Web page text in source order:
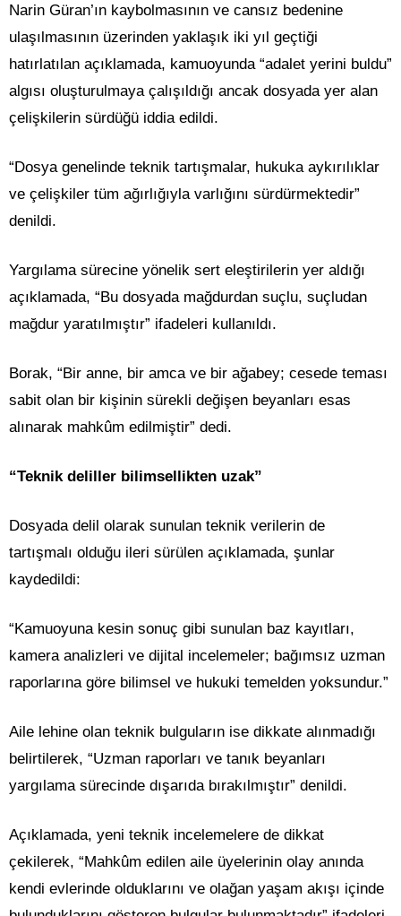
Narin Güran’ın kaybolmasının ve cansız bedenine
ulaşılmasının üzerinden yaklaşık iki yıl geçtiği
hatırlatılan açıklamada, kamuoyunda “adalet yerini buldu”
algısı oluşturulmaya çalışıldığı ancak dosyada yer alan
çelişkilerin sürdüğü iddia edildi.
“Dosya genelinde teknik tartışmalar, hukuka aykırılıklar
ve çelişkiler tüm ağırlığıyla varlığını sürdürmektedir”
denildi.
Yargılama sürecine yönelik sert eleştirilerin yer aldığı
açıklamada, “Bu dosyada mağdurdan suçlu, suçludan
mağdur yaratılmıştır” ifadeleri kullanıldı.
Borak, “Bir anne, bir amca ve bir ağabey; cesede teması
sabit olan bir kişinin sürekli değişen beyanları esas
alınarak mahkûm edilmiştir” dedi.
“Teknik deliller bilimsellikten uzak”
Dosyada delil olarak sunulan teknik verilerin de
tartışmalı olduğu ileri sürülen açıklamada, şunlar
kaydedildi:
“Kamuoyuna kesin sonuç gibi sunulan baz kayıtları,
kamera analizleri ve dijital incelemeler; bağımsız uzman
raporlarına göre bilimsel ve hukuki temelden yoksundur.”
Aile lehine olan teknik bulguların ise dikkate alınmadığı
belirtilerek, “Uzman raporları ve tanık beyanları
yargılama sürecinde dışarıda bırakılmıştır” denildi.
Açıklamada, yeni teknik incelemelere de dikkat
çekilerek, “Mahkûm edilen aile üyelerinin olay anında
kendi evlerinde olduklarını ve olağan yaşam akışı içinde